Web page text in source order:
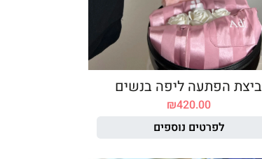
ביצת הפתעה ליפה בנשים
₪420.00
לפרטים נוספים